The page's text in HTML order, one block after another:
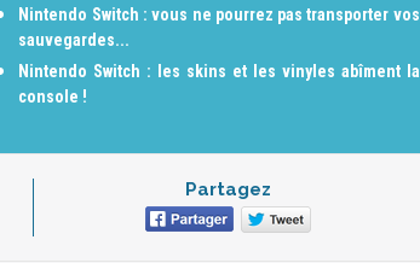
Nintendo Switch : vous ne pourrez pas transporter vos
sauvegardes...
Nintendo Switch : les skins et les vinyles abîment la
console !
Partagez